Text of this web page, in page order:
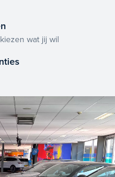
wat jij wil